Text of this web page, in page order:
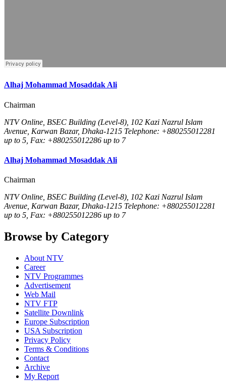
Alhaj Mohammad Mosaddak Ali
Chairman
NTV Online, BSEC Building (Level-8), 102 Kazi Nazrul Islam
Avenue, Karwan Bazar, Dhaka-1215 Telephone: +880255012281
up to 5, Fax: +880255012286 up to 7
Alhaj Mohammad Mosaddak Ali
Chairman
NTV Online, BSEC Building (Level-8), 102 Kazi Nazrul Islam
Avenue, Karwan Bazar, Dhaka-1215 Telephone: +880255012281
up to 5, Fax: +880255012286 up to 7
Browse by Category
About NTV
Career
NTV Programmes
Advertisement
Web Mail
NTV FTP
Satellite Downlink
Europe Subscription
USA Subscription
Privacy Policy
Terms & Conditions
Contact
Archive
My Report